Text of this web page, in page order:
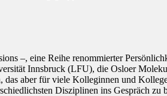
–, eine Reihe renommierter
Innsbruck (LFU), die Osloer
das aber für viele Kolleginnen und
Disziplinen ins Gespräch zu